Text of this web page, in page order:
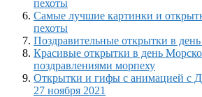
пехоты
Самые лучшие картинки и
пехоты
Поздравительные открытки в
Красивые открытки в день
поздравлениями морпеху
Открытки и гифы с анимацией с
27 ноября 2021